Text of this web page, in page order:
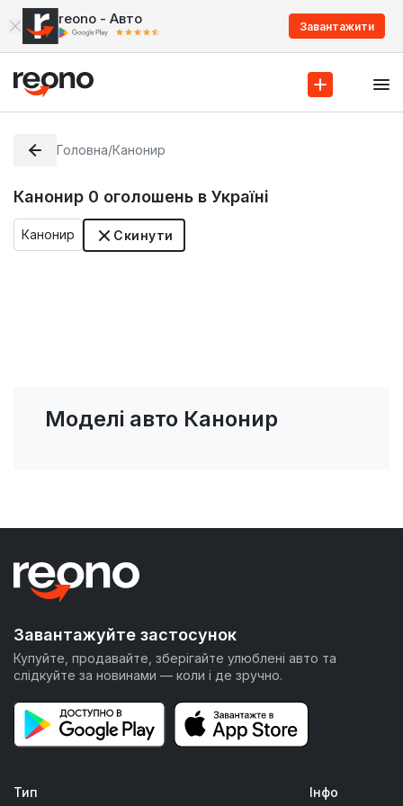
reono - Авто Завантажити
Головна/Канонир
Канонир 0 оголошень в Україні
Канонир Скинути
Моделі авто Канонир
Завантажуйте застосунок
Купуйте, продавайте, зберігайте улюблені авто та
слідкуйте за новинами — коли і де зручно.
Тип Інфо